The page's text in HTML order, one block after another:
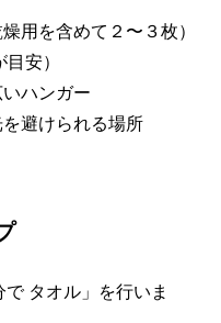
用を含めて２〜３枚）
安）
ハンガー
避けられる場所
タオル」を行いま